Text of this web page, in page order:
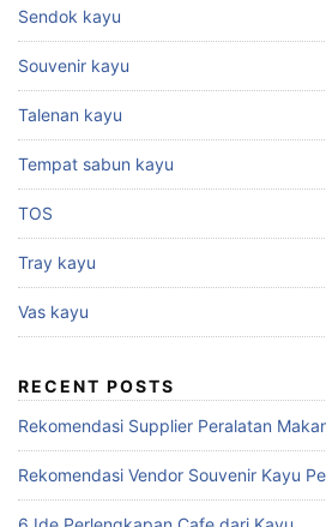
Sendok kayu
Souvenir kayu
Talenan kayu
Tempat sabun kayu
TOS
Tray kayu
Vas kayu
RECENT POSTS
Rekomendasi Supplier Peralatan
Rekomendasi Vendor Souvenir Kayu